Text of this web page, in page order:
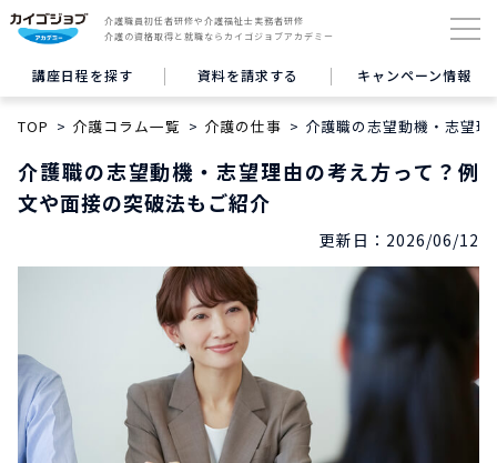
介護職員初任者研修や介護福祉士実務者研修
介護の資格取得と就職ならカイゴジョブアカデミー
講座日程を探す 資料を請求する キャンペーン情報
TOP 介護コラム一覧 介護の仕事 介護職の志望動機・志望
介護職の志望動機・志望理由の考え方って？例
文や面接の突破法もご紹介
更新日： 2026/06/12